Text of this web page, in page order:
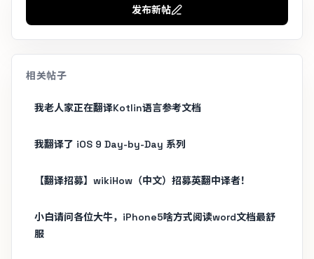
发布新帖
相关帖子
我老人家正在翻译Kotlin语言参考文档
我翻译了 iOS 9 Day-by-Day 系列
【翻译招募】wikiHow（中文）招募英翻中译者！
小白请问各位大牛，iPhone5啥方式阅读word文档最舒
服